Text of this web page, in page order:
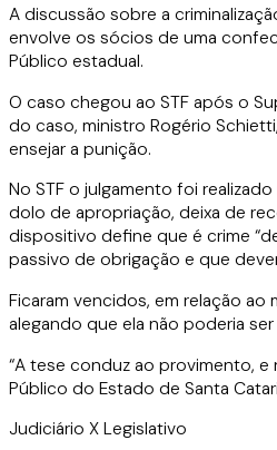
A discussão sobre a
envolve os sócios de uma
Público estadual.
O caso chegou ao STF após o
do caso, ministro Rogério
ensejar a punição.
No STF o julgamento foi
dolo de apropriação, deixa de
dispositivo define que é crime
passivo de obrigação e que
Ficaram vencidos, em relação
alegando que ela não poderia
“A tese conduz ao provimento,
Público do Estado de Santa
Judiciário X Legislativo